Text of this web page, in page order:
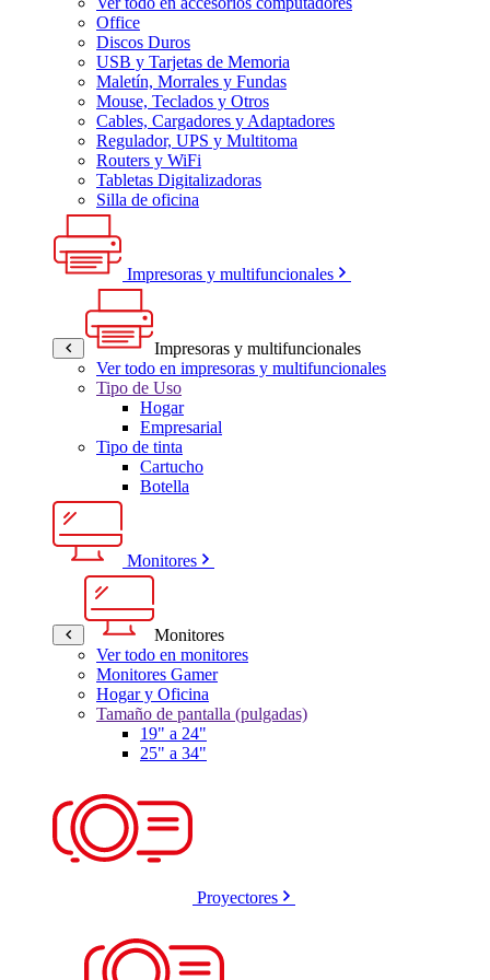
Office
Discos Duros
USB y Tarjetas de Memoria
Maletín, Morrales y Fundas
Mouse, Teclados y Otros
Cables, Cargadores y Adaptadores
Regulador, UPS y Multitoma
Routers y WiFi
Tabletas Digitalizadoras
Silla de oficina
Impresoras y multifuncionales
Impresoras y multifuncionales
Ver todo en impresoras y multifuncionales
Tipo de Uso
Hogar
Empresarial
Tipo de tinta
Cartucho
Botella
Monitores
Monitores
Ver todo en monitores
Monitores Gamer
Hogar y Oficina
Tamaño de pantalla (pulgadas)
19" a 24"
25" a 34"
Proyectores